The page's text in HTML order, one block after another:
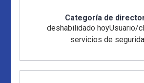
Categoría de
deshabilidado hoyUsuario/
servicios de